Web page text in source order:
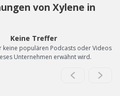
von Xylene in
Keine Treffer
keine populären Podcasts oder Videos
Unternehmen erwähnt wird.